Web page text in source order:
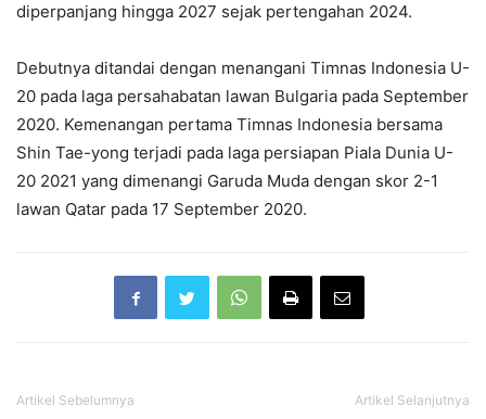
diperpanjang hingga 2027 sejak pertengahan 2024.
Debutnya ditandai dengan menangani Timnas Indonesia U-
20 pada laga persahabatan lawan Bulgaria pada September
2020. Kemenangan pertama Timnas Indonesia bersama
Shin Tae-yong terjadi pada laga persiapan Piala Dunia U-
20 2021 yang dimenangi Garuda Muda dengan skor 2-1
lawan Qatar pada 17 September 2020.
Artikel Sebelumnya Artikel Selanjutnya